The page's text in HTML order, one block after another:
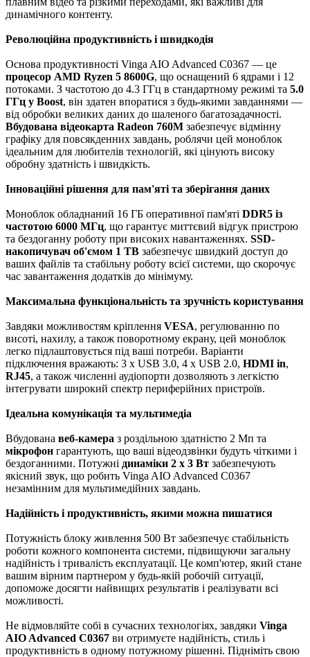
динамічного контенту.
Революційна продуктивність і швидкодія
Основа продуктивності Vinga AIO Advanced C0367 — це
процесор AMD Ryzen 5 8600G, що оснащений 6 ядрами і 12
потоками. З частотою до 4.3 ГГц в стандартному режимі та 5.0
ГГц у Boost, він здатен впоратися з будь-якими завданнями —
від обробки великих даних до шаленого багатозадачності.
Вбудована відеокарта Radeon 760M забезпечує відмінну
графіку для повсякденних завдань, роблячи цей моноблок
ідеальним для любителів технологій, які цінують високу
обробну здатність і швидкість.
Інноваційні рішення для пам'яті та зберігання даних
Моноблок обладнаний 16 ГБ оперативної пам'яті DDR5 із
частотою 6000 МГц, що гарантує миттєвий відгук пристрою
та бездоганну роботу при високих навантаженнях. SSD-
накопичувач об'ємом 1 ТB забезпечує швидкий доступ до
ваших файлів та стабільну роботу всієї системи, що скорочує
час завантаження додатків до мінімуму.
Максимальна функціональність та зручність користування
Завдяки можливостям кріплення VESA, регулюванню по
висоті, нахилу, а також поворотному екрану, цей моноблок
легко підлаштовується під ваші потреби. Варіанти
підключення вражають: 3 x USB 3.0, 4 x USB 2.0, HDMI in,
RJ45, а також численні аудіопорти дозволяють з легкістю
інтегрувати широкий спектр периферійних пристроїв.
Ідеальна комунікація та мультимедіа
Вбудована веб-камера з роздільною здатністю 2 Мп та
мікрофон гарантують, що ваші відеодзвінки будуть чіткими і
бездоганними. Потужні динаміки 2 x 3 Вт забезпечують
якісний звук, що робить Vinga AIO Advanced C0367
незамінним для мультимедійних завдань.
Надійність і продуктивність, якими можна пишатися
Потужність блоку живлення 500 Вт забезпечує стабільність
роботи кожного компонента системи, підвищуючи загальну
надійність і тривалість експлуатації. Це комп'ютер, який стане
вашим вірним партнером у будь-якій робочій ситуації,
допоможе досягти найвищих результатів і реалізувати всі
можливості.
Не відмовляйте собі в сучасних технологіях, завдяки Vinga
AIO Advanced C0367 ви отримуєте надійність, стиль і
продуктивність в одному потужному рішенні. Підніміть свою